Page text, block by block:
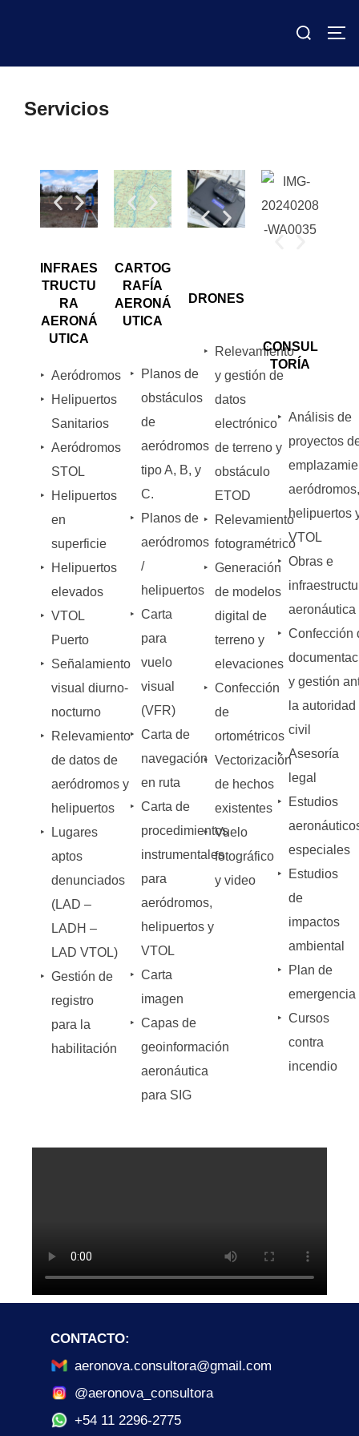
Servicios
INFRAES
TRUCTU
RA
AERONÁ
UTICA
‣ Aeródromos
‣
Helipuertos
Sanitarios
‣ Aeródromos
STOL
‣
Helipuertos
en
superficie
‣
Helipuertos
elevados
‣ VTOL
Puerto
‣ Señalamiento
visual diurno-
nocturno
‣
Relevamiento
de datos de
aeródromos y
helipuertos
‣
Lugares
aptos
denunciados
(LAD –
LADH –
LAD VTOL)
‣ Gestión de
registro
para la
habilitación
CARTOG
RAFÍA
AERONÁ
UTICA
‣
Planos de
obstáculos
de
aeródromos
tipo A, B, y
C.
‣
Planos de
aeródromos
/
helipuertos
‣ Carta
para
vuelo
visual
(VFR)
‣ Carta de
navegación
en ruta
‣ Carta de
procedimientos
instrumentales
para
aeródromos,
helipuertos y
VTOL
‣ Carta
imagen
‣ Capas de
geoinformación
aeronáutica
para SIG
DRONES
‣
Relevamiento
y gestión de
datos
electrónico
de terreno y
obstáculo
ETOD
‣
Relevamiento
fotogramétrico
‣ Generación
de modelos
digital de
terreno y
elevaciones
‣ Confección
de
ortométricos
‣ Vectorización
de hechos
existentes
‣ Vuelo
fotográfico
y video
CONSUL
TORÍA
‣ Análisis de
proyectos
aeródromos,
helipuertos
VTOL
‣ Obras e
aeronáutica
‣ Confección
y gestión
la autoridad
civil
‣ Asesoría
legal
‣
Estudios
especiales
‣
Estudios
de
impactos
ambiental
‣
Plan de
emergencia
‣ Cursos
contra
incendio
CONTACTO:
aeronova.consultora@gmail.com
@aeronova_consultora
+54 11 2296-2775